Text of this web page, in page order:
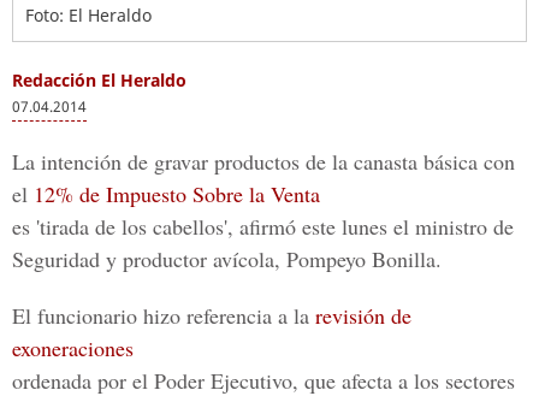
Foto: El Heraldo
Redacción El Heraldo
07.04.2014
La intención de gravar productos de la canasta básica con
el 12% de Impuesto Sobre la Venta
es 'tirada de los cabellos', afirmó este lunes el ministro de
Seguridad y productor avícola, Pompeyo Bonilla.
El funcionario hizo referencia a la revisión de
exoneraciones
ordenada por el Poder Ejecutivo, que afecta a los sectores